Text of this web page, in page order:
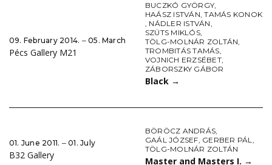
09. February 2014. ‒ 05. March
Pécs Gallery M21
BUCZKÓ GYÖRGY,
HAÁSZ ISTVÁN,TAMÁS KONOK
, NÁDLER ISTVÁN,
SZÜTS MIKLÓS,
TÖLG-MOLNÁR ZOLTÁN,
TROMBITÁS TAMÁS,
VOJNICH ERZSÉBET,
ZÁBORSZKY GÁBOR
Black →
01. June 2011. ‒ 01. July
B32 Gallery
BÖRÖCZ ANDRÁS,
GAÁL JÓZSEF, GERBER PÁL,
TÖLG-MOLNÁR ZOLTÁN
Master and Masters I. →